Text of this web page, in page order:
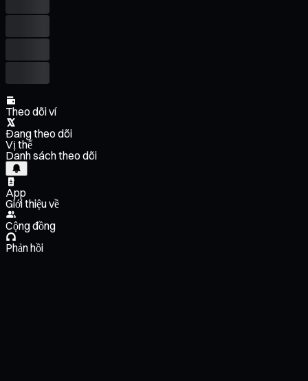
Theo dõi ví
Đang theo dõi
Vị thế
Danh sách theo dõi
App
Giới thiệu về
Cộng đồng
Phản hồi